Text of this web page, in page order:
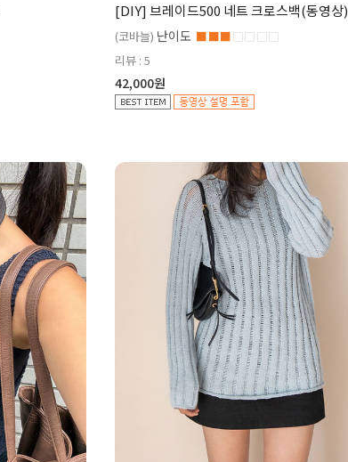
[DIY] 브레이드500 네트 크로스백(동영상)
(코바늘) 난이도 ■■■□□□□
리뷰 : 5
42,000원